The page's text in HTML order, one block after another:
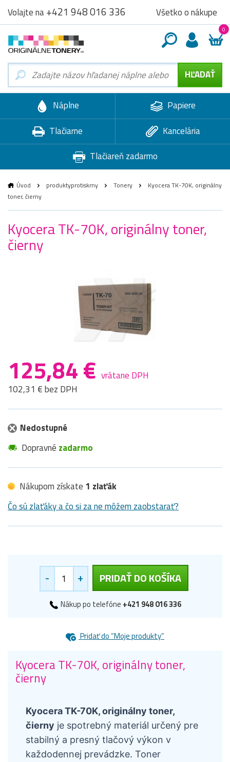
Volajte na+421 948 016 336 Všetko o nákupe
0
Náplne
Papiere
Tlačiarne
Kancelária
Tlačiareň zadarmo
Úvod produktyprotiskrny Tonery
Kyocera TK-70K, originálny
toner, čierny
Kyocera TK-70K, originálny toner,
čierny
125,84 € vrátane DPH
102,31 € bez DPH
Nedostupné
Dopravné zadarmo
Nákupom získate 1 zlaťák
Čo sú zlaťáky a čo si za ne môžem zaobstarať?
- + PRIDAŤ DO KOŠÍKA
Nákup po telefóne +421 948 016 336
Pridať do “Moje produkty”
Kyocera TK-70K, originálny toner,
čierny
Kyocera TK-70K, originálny toner,
čierny je spotrebný materiál určený pre
stabilný a presný tlačový výkon v
každodennej prevádzke. Toner